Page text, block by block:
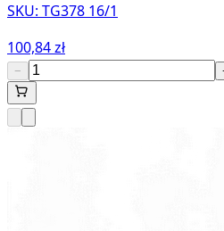
SKU: TG378 16/1
100,84 zł
−